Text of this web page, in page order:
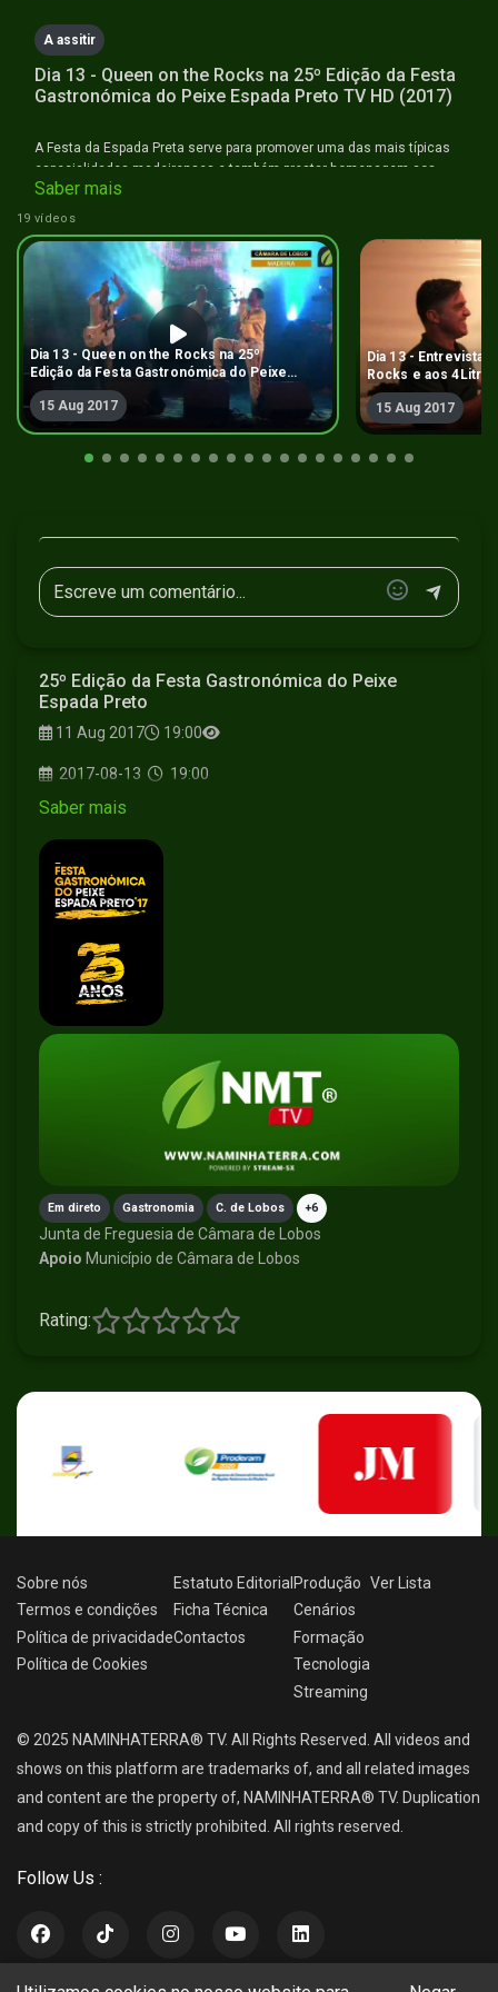
A assitir
Dia 13 - Queen on the Rocks na 25º Edição da Festa
Gastronómica do Peixe Espada Preto TV HD (2017)
A Festa da Espada Preta serve para promover uma das mais típicas
especialidades madeirenses e também prestar homenagem aos
pescadores locais que há gerações se ocupam da pesca deste
extraordinário peixe.
Saber mais
19 vídeos
Dia 13 - Queen on the Rocks na 25º
Edição da Festa Gastronómica do Peixe
Espada Preto TV HD (2017)
15 Aug 2017
Dia 13 - Entrevista
Rocks e aos 4Litro
Gastronómica do
HD (2017)
15 Aug 2017
25º Edição da Festa Gastronómica do Peixe
Espada Preto
11 Aug 2017 19:00
2017-08-13 19:00
Saber mais
Em direto Gastronomia C. de Lobos +6
Junta de Freguesia de Câmara de Lobos
Apoio Município de Câmara de Lobos
Rating:
Sobre nós
Termos e condições
Política de privacidade
Política de Cookies
Estatuto Editorial
Ficha Técnica
Contactos
Produção
Cenários
Formação
Tecnologia
Streaming
Ver Lista
© 2025 NAMINHATERRA® TV. All Rights Reserved. All videos and
shows on this platform are trademarks of, and all related images
and content are the property of, NAMINHATERRA® TV. Duplication
and copy of this is strictly prohibited. All rights reserved.
Follow Us :